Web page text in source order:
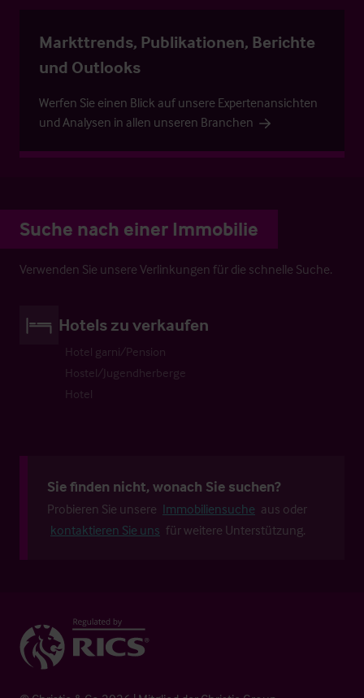
Markttrends, Publikationen, Berichte
und Outlooks
Werfen Sie einen Blick auf unsere Expertenansichten
und Analysen in allen unseren Branchen
Suche nach einer Immobilie
Verwenden Sie unsere Verlinkungen für die schnelle Suche.
Hotels zu verkaufen
Hotel garni/Pension
Hostel/Jugendherberge
Hotel
Sie finden nicht, wonach Sie suchen?
Probieren Sie unsere Immobiliensuche aus oder
kontaktieren Sie uns für weitere Unterstützung.